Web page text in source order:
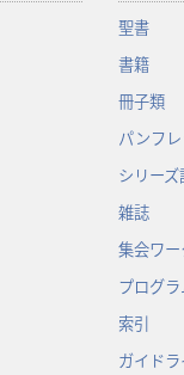
聖書
書籍
冊子類
パンフ
シリーズ
雑誌
集会ワ
プログラ
索引
ガイド